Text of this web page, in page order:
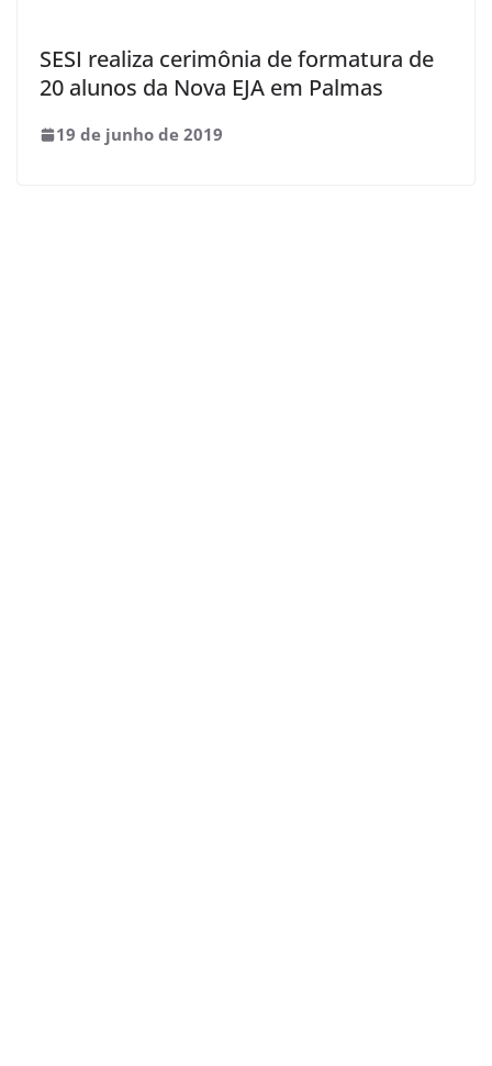
SESI realiza cerimônia de formatura de
20 alunos da Nova EJA em Palmas
19 de junho de 2019